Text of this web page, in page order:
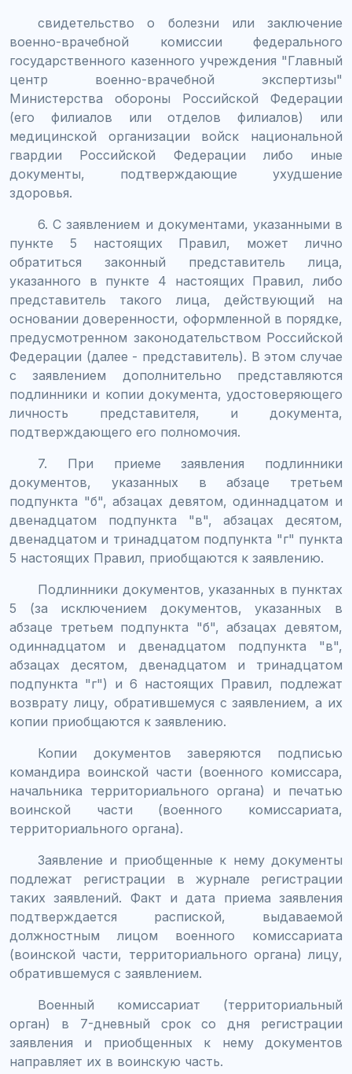
свидетельство о болезни или заключение
военно-врачебной комиссии федерального
государственного казенного учреждения "Главный
центр военно-врачебной экспертизы"
Министерства обороны Российской Федерации
(его филиалов или отделов филиалов) или
медицинской организации войск национальной
гвардии Российской Федерации либо иные
документы, подтверждающие ухудшение
здоровья.
6. С заявлением и документами, указанными в
пункте 5 настоящих Правил, может лично
обратиться законный представитель лица,
указанного в пункте 4 настоящих Правил, либо
представитель такого лица, действующий на
основании доверенности, оформленной в порядке,
предусмотренном законодательством Российской
Федерации (далее - представитель). В этом случае
с заявлением дополнительно представляются
подлинники и копии документа, удостоверяющего
личность представителя, и документа,
подтверждающего его полномочия.
7. При приеме заявления подлинники
документов, указанных в абзаце третьем
подпункта "б", абзацах девятом, одиннадцатом и
двенадцатом подпункта "в", абзацах десятом,
двенадцатом и тринадцатом подпункта "г" пункта
5 настоящих Правил, приобщаются к заявлению.
Подлинники документов, указанных в пунктах
5 (за исключением документов, указанных в
абзаце третьем подпункта "б", абзацах девятом,
одиннадцатом и двенадцатом подпункта "в",
абзацах десятом, двенадцатом и тринадцатом
подпункта "г") и 6 настоящих Правил, подлежат
возврату лицу, обратившемуся с заявлением, а их
копии приобщаются к заявлению.
Копии документов заверяются подписью
командира воинской части (военного комиссара,
начальника территориального органа) и печатью
воинской части (военного комиссариата,
территориального органа).
Заявление и приобщенные к нему документы
подлежат регистрации в журнале регистрации
таких заявлений. Факт и дата приема заявления
подтверждается распиской, выдаваемой
должностным лицом военного комиссариата
(воинской части, территориального органа) лицу,
обратившемуся с заявлением.
Военный комиссариат (территориальный
орган) в 7-дневный срок со дня регистрации
заявления и приобщенных к нему документов
направляет их в воинскую часть.